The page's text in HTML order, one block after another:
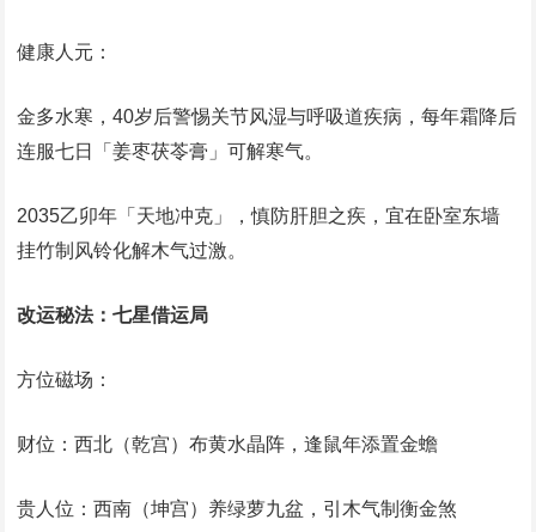
‌健康人元‌：
金多水寒，40岁后警惕关节风湿与呼吸道疾病，每年霜降后
连服七日「姜枣茯苓膏」可解寒气。
2035乙卯年「天地冲克」，慎防肝胆之疾，宜在卧室东墙
挂竹制风铃化解木气过激。
改运秘法：七星借运局
‌方位磁场‌：
财位：西北（乾宫）布黄水晶阵，逢鼠年添置金蟾
贵人位：西南（坤宫）养绿萝九盆，引木气制衡金煞